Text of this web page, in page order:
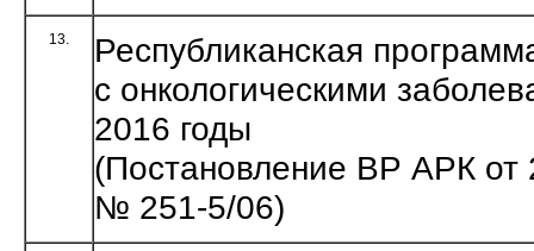
13.
Республиканская
с онкологическими
2016 годы
(Постановление ВР АРК от
№ 251-5/06)